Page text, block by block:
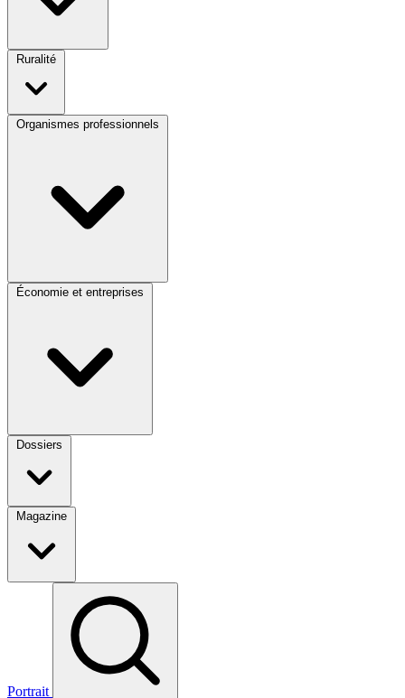
Ruralité
Organismes professionnels
Économie et entreprises
Dossiers
Magazine
Portrait